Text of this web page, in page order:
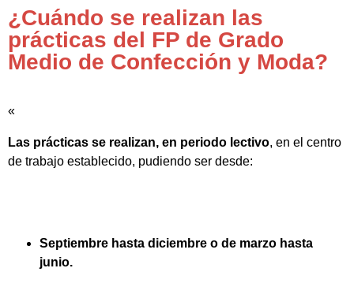
¿Cuándo se realizan las
prácticas del FP de Grado
Medio de Confección y Moda?
«
Las prácticas se realizan, en periodo lectivo, en el centro
de trabajo establecido, pudiendo ser desde:
Septiembre hasta diciembre o de marzo hasta
junio.